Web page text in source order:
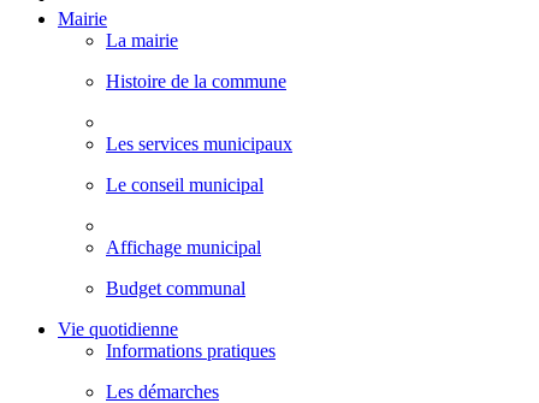
Mairie
La mairie
Histoire de la commune
Les services municipaux
Le conseil municipal
Affichage municipal
Budget communal
Vie quotidienne
Informations pratiques
Les démarches